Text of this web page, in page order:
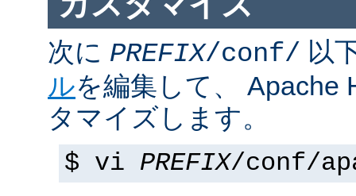
次に PREFIX/conf/ 以
ルを編集して、 Apache
タマイズします。
$ vi PREFIX/conf/